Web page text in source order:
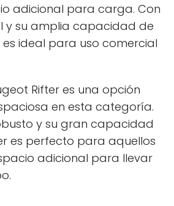
adicional para carga. Con
y su amplia capacidad de
ideal para uso comercial
Rifter es una opción
en esta categoría.
y su gran capacidad
es perfecto para aquellos
adicional para llevar